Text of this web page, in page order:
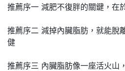
推薦序一 減肥不復胖的關鍵，在
推薦序二 減掉內臟脂肪，就能脫
健
推薦序三 內臟脂肪像一座活火山